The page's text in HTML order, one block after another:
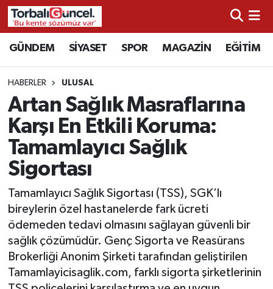
GÜNDEM SİYASET SPOR MAGAZİN EĞİTİM
HABERLER ULUSAL
Artan Sağlık Masraflarına
Karşı En Etkili Koruma:
Tamamlayıcı Sağlık
Sigortası
Tamamlayıcı Sağlık Sigortası (TSS), SGK’lı
bireylerin özel hastanelerde fark ücreti
ödemeden tedavi olmasını sağlayan güvenli bir
sağlık çözümüdür. Genç Sigorta ve Reasürans
Brokerliği Anonim Şirketi tarafından geliştirilen
Tamamlayicisaglik.com, farklı sigorta şirketlerinin
İzmir Nöbetçi Eczaneler
İzmir Hava Durumu
İzmir Namaz Vakitleri
İzmir Trafik Yoğunluk Haritası
Süper Lig Puan Durumu ve Fikstür
Tüm Manşetler
Haber Arşivi